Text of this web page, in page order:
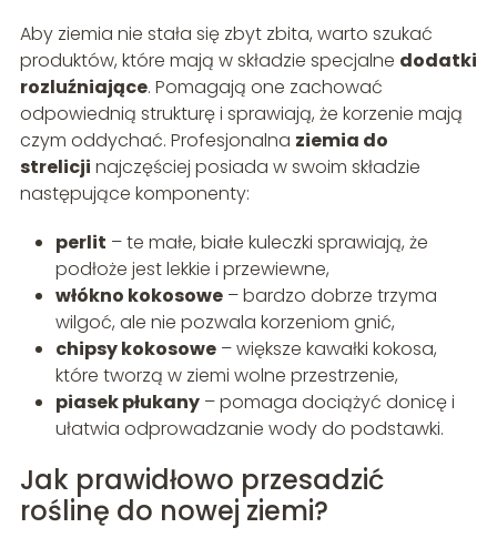
Aby ziemia nie stała się zbyt zbita, warto szukać
produktów, które mają w składzie specjalne dodatki
rozluźniające. Pomagają one zachować
odpowiednią strukturę i sprawiają, że korzenie mają
czym oddychać. Profesjonalna ziemia do
strelicji najczęściej posiada w swoim składzie
następujące komponenty:
perlit – te małe, białe kuleczki sprawiają, że
podłoże jest lekkie i przewiewne,
włókno kokosowe– bardzo dobrze trzyma
wilgoć, ale nie pozwala korzeniom gnić,
chipsy kokosowe– większe kawałki kokosa,
które tworzą w ziemi wolne przestrzenie,
piasek płukany– pomaga dociążyć donicę i
ułatwia odprowadzanie wody do podstawki.
Jak prawidłowo przesadzić
roślinę do nowej ziemi?